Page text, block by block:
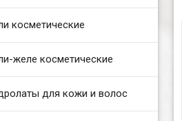
косметические
желе косметические
для кожи и волос